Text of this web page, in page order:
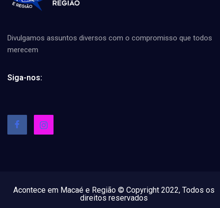
Divulgamos assuntos diversos com o compromisso que todos
merecem
Siga-nos:
Acontece em Macaé e Região © Copyright 2022, Todos os
direitos reservados